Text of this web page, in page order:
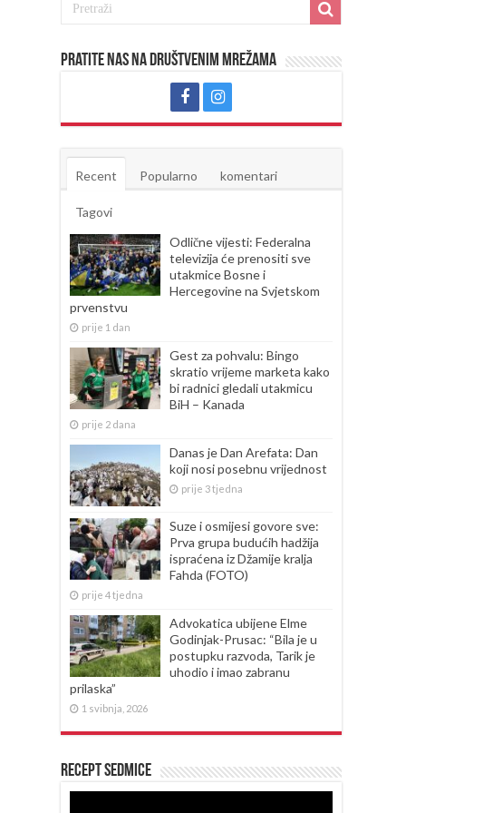
Pratite nas na društvenim mrežama
Recent Popularno komentari
Tagovi
Odlične vijesti: Federalna
televizija će prenositi sve
utakmice Bosne i
Hercegovine na Svjetskom
prvenstvu
prije 1 dan
Gest za pohvalu: Bingo
skratio vrijeme marketa kako
bi radnici gledali utakmicu
BiH – Kanada
prije 2 dana
Danas je Dan Arefata: Dan
koji nosi posebnu vrijednost
prije 3 tjedna
Suze i osmijesi govore sve:
Prva grupa budućih hadžija
ispraćena iz Džamije kralja
Fahda (FOTO)
prije 4 tjedna
Advokatica ubijene Elme
Godinjak-Prusac: “Bila je u
postupku razvoda, Tarik je
uhodio i imao zabranu
prilaska”
1 svibnja, 2026
Recept sedmice